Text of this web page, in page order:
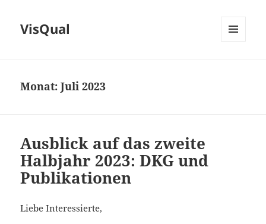
VisQual
Monat:Juli 2023
Ausblick auf das zweite
Halbjahr 2023: DKG und
Publikationen
Liebe Interessierte,